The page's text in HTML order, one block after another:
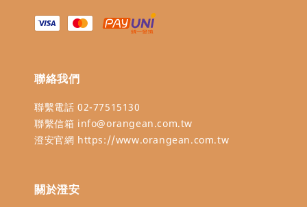
聯絡我們
聯繫電話 02-77515130
聯繫信箱 info@orangean.com.tw
澄安官網 https://www.orangean.com.tw
關於澄安